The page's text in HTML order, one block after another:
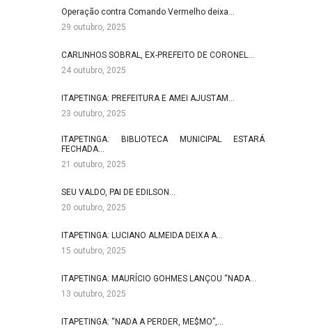
Operação contra Comando Vermelho deixa…
29 outubro, 2025
CARLINHOS SOBRAL, EX-PREFEITO DE CORONEL…
24 outubro, 2025
ITAPETINGA: PREFEITURA E AMEI AJUSTAM…
23 outubro, 2025
ITAPETINGA: BIBLIOTECA MUNICIPAL ESTARÁ
FECHADA…
21 outubro, 2025
SEU VALDO, PAI DE EDILSON…
20 outubro, 2025
ITAPETINGA: LUCIANO ALMEIDA DEIXA A…
15 outubro, 2025
ITAPETINGA: MAURÍCIO GOHMES LANÇOU “NADA…
13 outubro, 2025
ITAPETINGA: “NADA A PERDER, ME$MO”,…